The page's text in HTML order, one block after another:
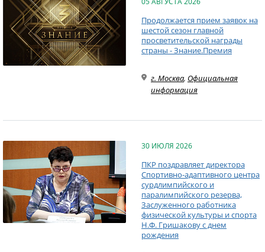
Продолжается прием заявок на
шестой сезон главной
просветительской награды
страны - Знание.Премия
г. Москва, Официальная
информация
30 ИЮЛЯ 2026
ПКР поздравляет директора
Спортивно-адаптивного центра
сурдлимпийского и
паралимпийского резерва,
Заслуженного работника
физической культуры и спорта
Н.Ф. Гришакову с днем
рождения